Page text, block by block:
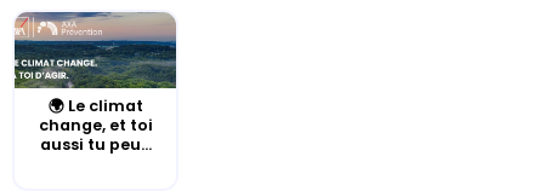
🌍 Le climat
change, et toi
aussi tu peu...